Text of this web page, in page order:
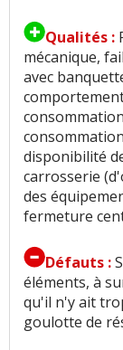
Qualités :
mécanique,
avec
disponibilité
carrosserie
des
fermeture
Défauts :
éléments, à
qu'il n'y ait
goulotte de